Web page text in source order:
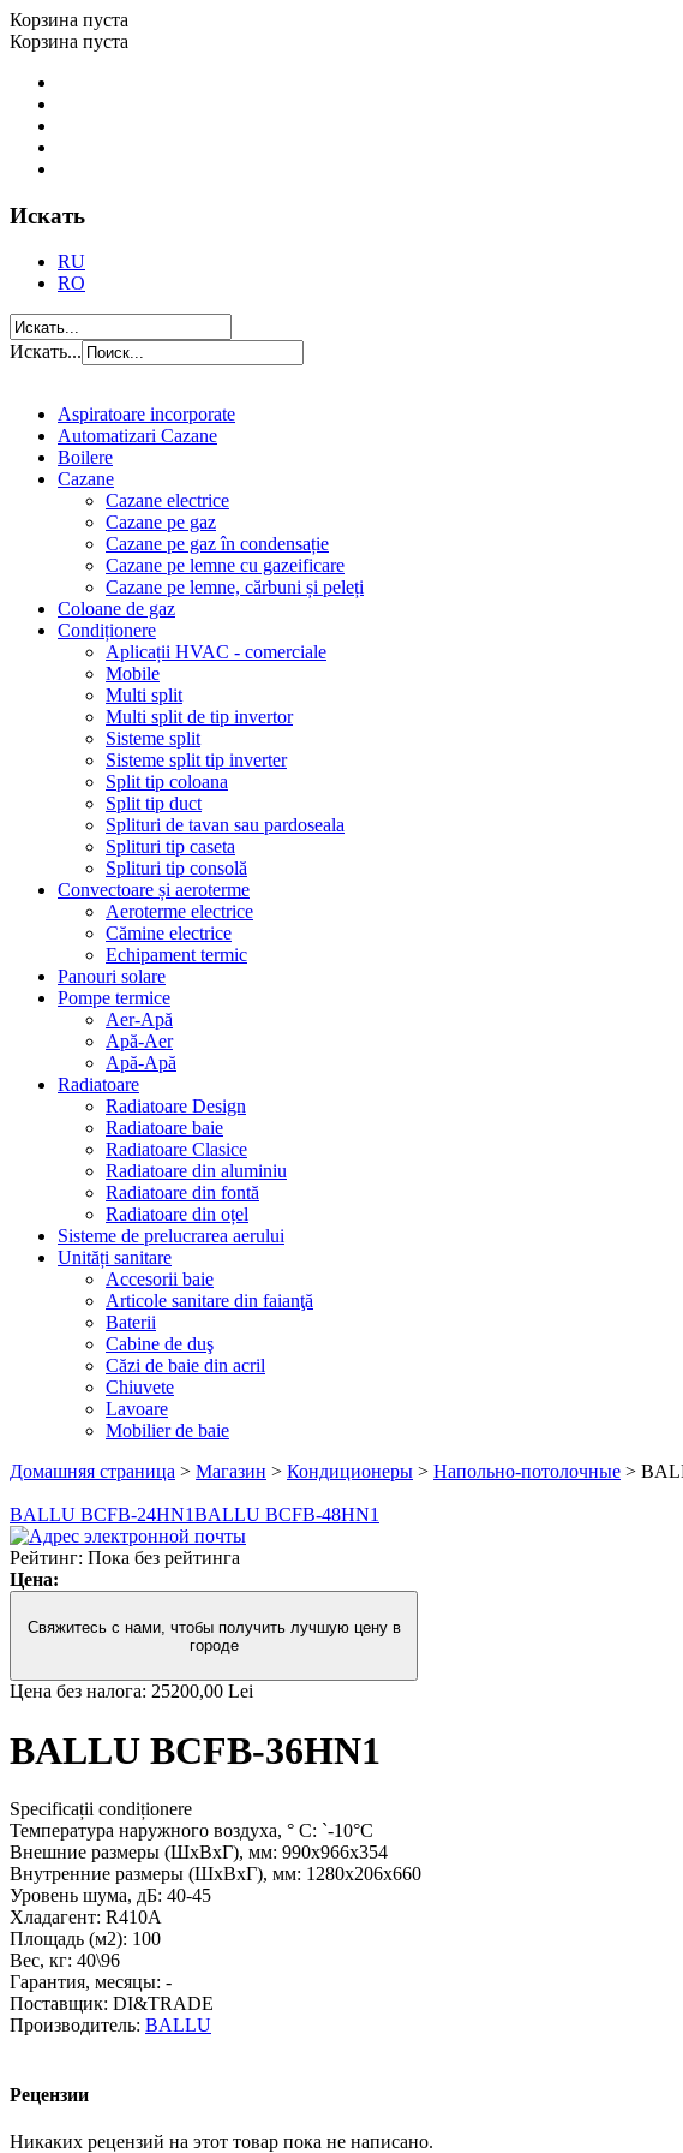
Корзина пуста
Корзина пуста
Искать
RU
RO
Искать...
Aspiratoare incorporate
Automatizari Cazane
Boilere
Cazane
Cazane electrice
Cazane pe gaz
Cazane pe gaz în condensație
Cazane pe lemne cu gazeificare
Cazane pe lemne, cărbuni și peleți
Coloane de gaz
Condiționere
Aplicații HVAC - comerciale
Mobile
Multi split
Multi split de tip invertor
Sisteme split
Sisteme split tip inverter
Split tip coloana
Split tip duct
Splituri de tavan sau pardoseala
Splituri tip caseta
Splituri tip consolă
Convectoare și aeroterme
Aeroterme electrice
Cămine electrice
Echipament termic
Panouri solare
Pompe termice
Aer-Apă
Apă-Aer
Apă-Apă
Radiatoare
Radiatoare Design
Radiatoare baie
Radiatoare Clasice
Radiatoare din aluminiu
Radiatoare din fontă
Radiatoare din oțel
Sisteme de prelucrarea aerului
Unități sanitare
Accesorii baie
Articole sanitare din faianţă
Baterii
Cabine de duş
Căzi de baie din acril
Chiuvete
Lavoare
Mobilier de baie
Домашняя страница > Магазин > Кондиционеры > Напольно-потолочные >
BALLU BCFB-24HN1BALLU BCFB-48HN1
Рейтинг: Пока без рейтинга
Цена:
Свяжитесь с нами, чтобы получить лучшую цену в
городе
Цена без налога: 25200,00 Lei
BALLU BCFB-36HN1
Specificații condiționere
Температура наружного воздуха, ° С: `-10°C
Внешние размеры (ШхВхГ), мм: 990x966x354
Внутренние размеры (ШхВхГ), мм: 1280x206x660
Уровень шума, дБ: 40-45
Хладагент: R410A
Площадь (м2): 100
Вес, кг: 40\96
Гарантия, месяцы: -
Поставщик: DI&TRADE
Производитель: BALLU
Рецензии
Никаких рецензий на этот товар пока не написано.